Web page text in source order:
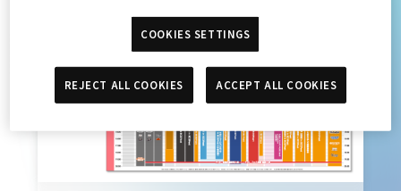
COOKIES SETTINGS
REJECT ALL COOKIES ACCEPT ALL COOKIES